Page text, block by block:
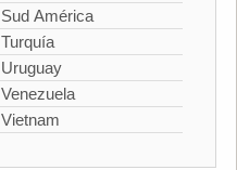
Sud América
Turquía
Uruguay
Venezuela
Vietnam